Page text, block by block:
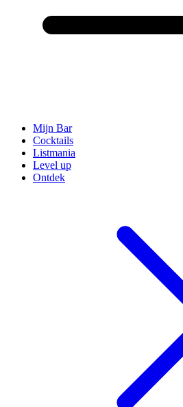
Mijn Bar
Cocktails
Listmania
Level up
Ontdek